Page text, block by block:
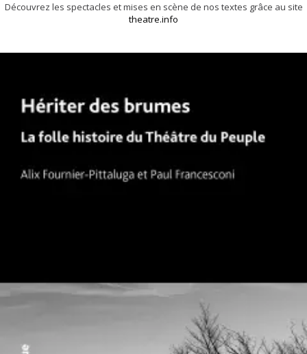
Découvrez les spectacles et mises en scène de nos textes grâce au site
theatre.info